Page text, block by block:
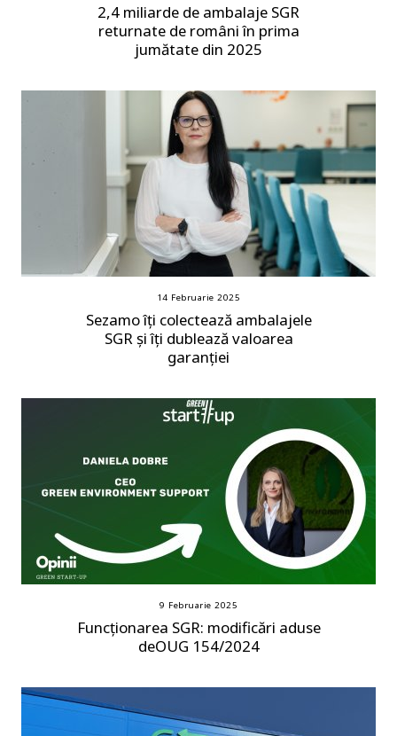
2,4 miliarde de ambalaje SGR
returnate de români în prima
jumătate din 2025
14 Februarie 2025
Sezamo îți colectează ambalajele
SGR și îți dublează valoarea
garanției
9 Februarie 2025
Funcționarea SGR: modificări aduse
deOUG 154/2024